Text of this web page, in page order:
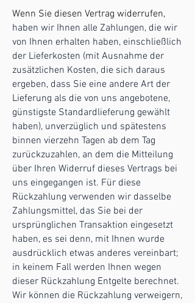
Wenn Sie diesen Vertrag widerrufen,
haben wir Ihnen alle Zahlungen, die wir
von Ihnen erhalten haben, einschließlich
der Lieferkosten (mit Ausnahme der
zusätzlichen Kosten, die sich daraus
ergeben, dass Sie eine andere Art der
Lieferung als die von uns angebotene,
günstigste Standardlieferung gewählt
haben), unverzüglich und spätestens
binnen vierzehn Tagen ab dem Tag
zurückzuzahlen, an dem die Mitteilung
über Ihren Widerruf dieses Vertrags bei
uns eingegangen ist. Für diese
Rückzahlung verwenden wir dasselbe
Zahlungsmittel, das Sie bei der
ursprünglichen Transaktion eingesetzt
haben, es sei denn, mit Ihnen wurde
ausdrücklich etwas anderes vereinbart;
in keinem Fall werden Ihnen wegen
dieser Rückzahlung Entgelte berechnet.
Wir können die Rückzahlung verweigern,